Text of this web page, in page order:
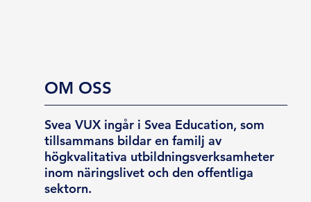
OM OSS
Svea VUX ingår i Svea Education, som
tillsammans bildar en familj av
högkvalitativa utbildningsverksamheter
inom näringslivet och den offentliga
sektorn.